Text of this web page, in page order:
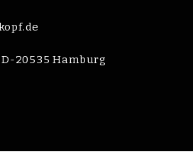
20535 Hamburg